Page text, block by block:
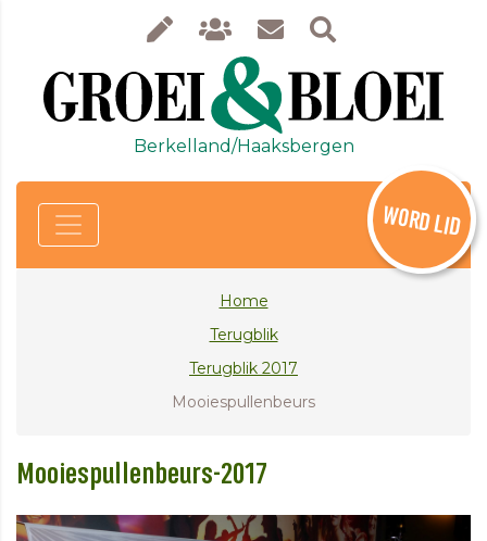
Berkelland/Haaksbergen
WORD LID
Home
Terugblik
Terugblik 2017
Mooiespullenbeurs
Mooiespullenbeurs-2017